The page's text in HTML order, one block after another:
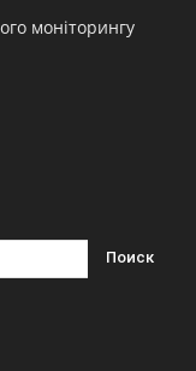
моніторингу